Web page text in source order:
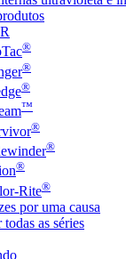
®
®
®
™
®
®
®
Rite®
por uma causa
todas as séries